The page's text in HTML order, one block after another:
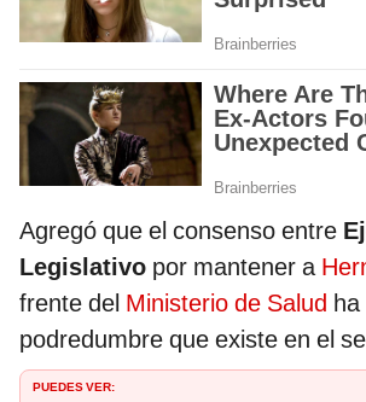
Agregó que el consenso entre
Legislativo por mantener a
frente del Ministerio de Salud ha
podredumbre que existe en el
PUEDES VER: